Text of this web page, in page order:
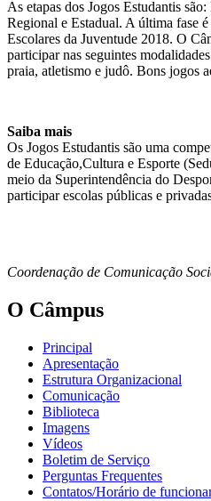
As etapas dos Jogos Estudantis
Regional e Estadual. A última fase
Escolares da Juventude 2018. O
participar nas seguintes
praia, atletismo e judô. Bons jogos
Saiba mais
Os Jogos Estudantis são uma
de Educação,Cultura e Esporte
meio da Superintendência do
participar escolas públicas e
Coordenação de Comunicação
O Câmpus
Principal
Apresentação
Estrutura Organizacional
Comunicação
Biblioteca
Imagens
Vídeos
Boletim de Serviço
Perguntas Frequentes
Contatos/Horário de